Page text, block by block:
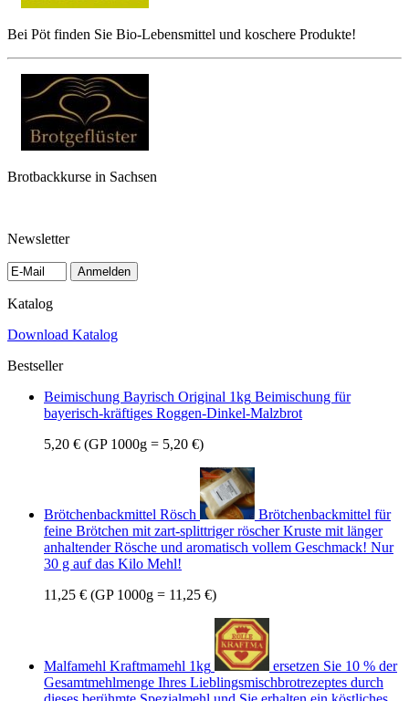
Bei Pöt finden Sie Bio-Lebensmittel und koschere Produkte!
Brotbackkurse in Sachsen
Newsletter
Anmelden
Katalog
Download Katalog
Bestseller
Beimischung Bayrisch Original 1kg Beimischung für
bayerisch-kräftiges Roggen-Dinkel-Malzbrot
5,20 € (GP 1000g = 5,20 €)
Brötchenbackmittel Rösch
Brötchenbackmittel für
feine Brötchen mit zart-splittriger röscher Kruste mit länger
anhaltender Rösche und aromatisch vollem Geschmack! Nur
30 g auf das Kilo Mehl!
11,25 € (GP 1000g = 11,25 €)
Malfamehl Kraftmamehl 1kg
ersetzen Sie 10 % der
Gesamtmehlmenge Ihres Lieblingsmischbrotrezeptes durch